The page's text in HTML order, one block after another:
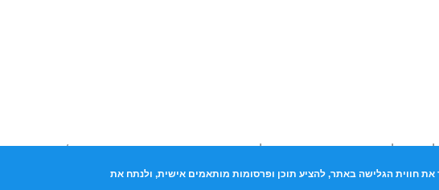
מאמץ לכבד זכויות יוצרים. אם בבעלותך זכויות יוצרים בתכנים שנמצאים פה ו/או השימוש
זכויות
חווית הגלישה באתר, להציע תוכן ופרסומות מותאמים אישית, ולנתח את